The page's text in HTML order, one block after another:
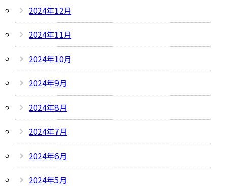
2024年12月
2024年11月
2024年10月
2024年9月
2024年8月
2024年7月
2024年6月
2024年5月